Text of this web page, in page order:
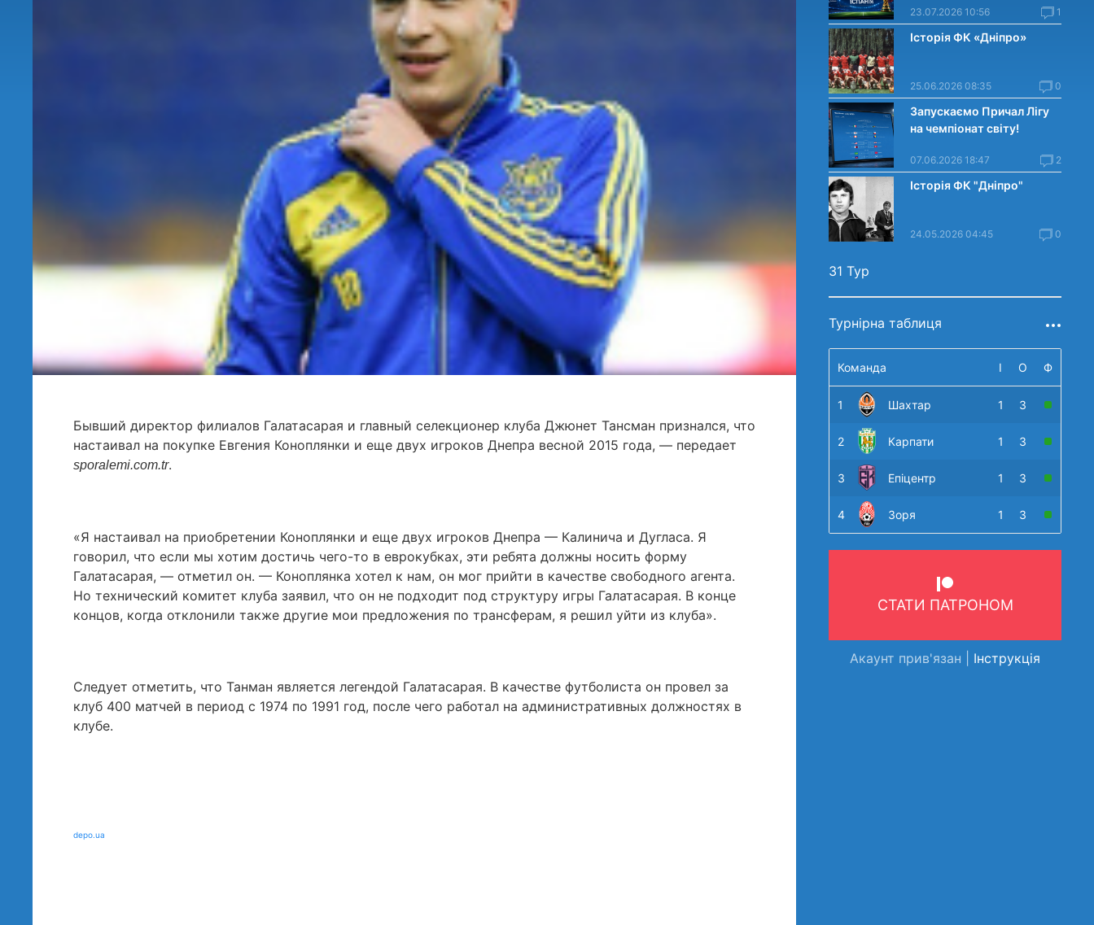
Бывший директор филиалов Галатасарая и главный селекционер клуба Джюнет Тансман признался, что
настаивал на покупке Евгения Коноплянки и еще двух игроков Днепра весной 2015 года, — передает
sporalemi.com.tr.
«Я настаивал на приобретении Коноплянки и еще двух игроков Днепра — Калинича и Дугласа. Я
говорил, что если мы хотим достичь чего-то в еврокубках, эти ребята должны носить форму
Галатасарая, — отметил он. — Коноплянка хотел к нам, он мог прийти в качестве свободного агента.
Но технический комитет клуба заявил, что он не подходит под структуру игры Галатасарая. В конце
концов, когда отклонили также другие мои предложения по трансферам, я решил уйти из клуба».
Следует отметить, что Танман является легендой Галатасарая. В качестве футболиста он провел за
клуб 400 матчей в период с 1974 по 1991 год, после чего работал на административных должностях в
клубе.
depo.ua
23.07.2026 10:56 1
Історія ФК «Дніпро»
25.06.2026 08:35 0
Запускаємо Причал Лігу
на чемпіонат світу!
07.06.2026 18:47 2
Історія ФК "Дніпро"
24.05.2026 04:45 0
31 Тур
Турнірна таблиця
Команда І О Ф
1 Шахтар 1 3
2 Карпати 1 3
3 Епіцентр 1 3
4 Зоря 1 3
СТАТИ ПАТРОНОМ
Акаунт прив'язан | Інструкція